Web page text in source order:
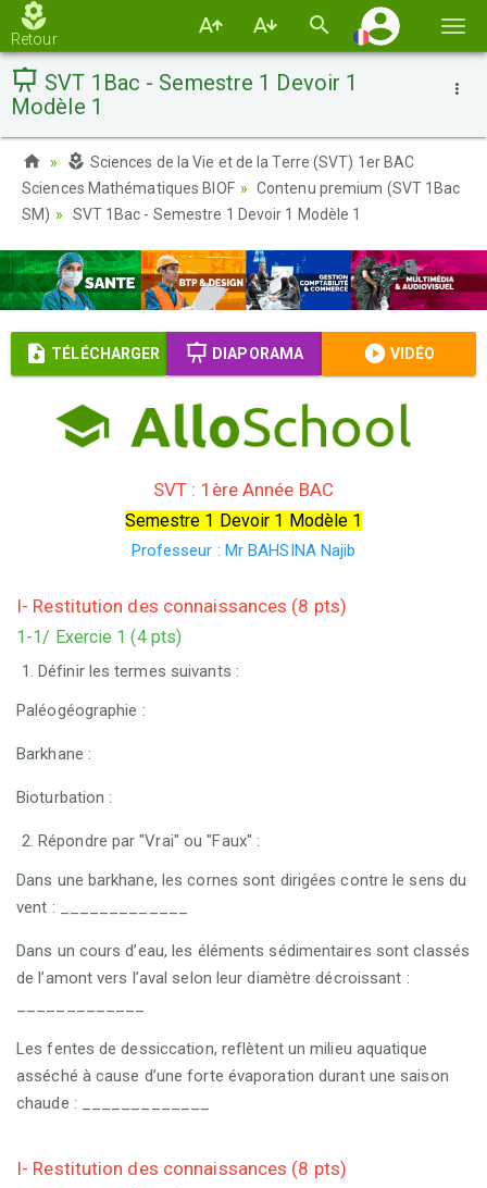
la
Retour
SVT 1Bac - Semestre 1 Devoir 1
Modèle 1
Sciences de la Vie et de la Terre (SVT) 1er BAC
Sciences Mathématiques BIOF
Contenu premium (SVT 1Bac
SM)
SVT 1Bac - Semestre 1 Devoir 1 Modèle 1
TÉLÉCHARGER DIAPORAMA VIDÉO
SVT : 1ère Année BAC
Semestre 1 Devoir 1 Modèle 1
Professeur : Mr BAHSINA Najib
I- Restitution des connaissances (8 pts)
1-1/ Exercie 1 (4 pts)
Définir les termes suivants :
Paléogéographie :
Barkhane :
Bioturbation :
Répondre par "Vrai" ou "Faux" :
Dans une barkhane, les cornes sont dirigées contre le sens du
vent : _____________
Dans un cours d’eau, les éléments sédimentaires sont classés
de l’amont vers l’aval selon leur diamètre décroissant :
Les fentes de dessiccation, reflètent un milieu aquatique
asséché à cause d’une forte évaporation durant une saison
chaude : _____________
I- Restitution des connaissances (8 pts)